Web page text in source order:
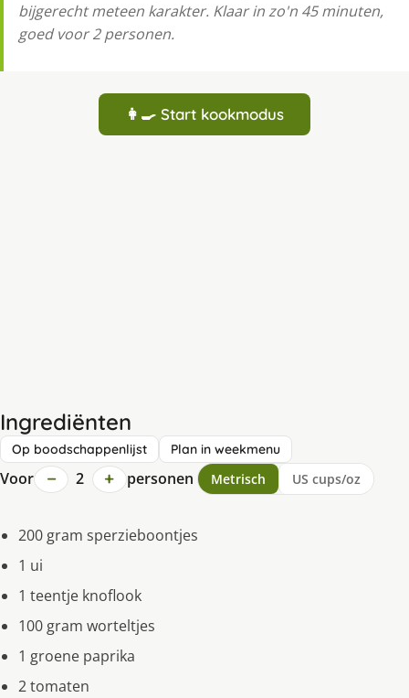
bijgerecht meteen karakter. Klaar in zo'n 45 minuten,
goed voor 2 personen.
👩‍🍳 Start kookmodus
Ingrediënten
Op boodschappenlijst Plan in weekmenu
Voor − 2 + personen Metrisch US cups/oz
200 gram sperzieboontjes
1 ui
1 teentje knoflook
100 gram worteltjes
1 groene paprika
2 tomaten